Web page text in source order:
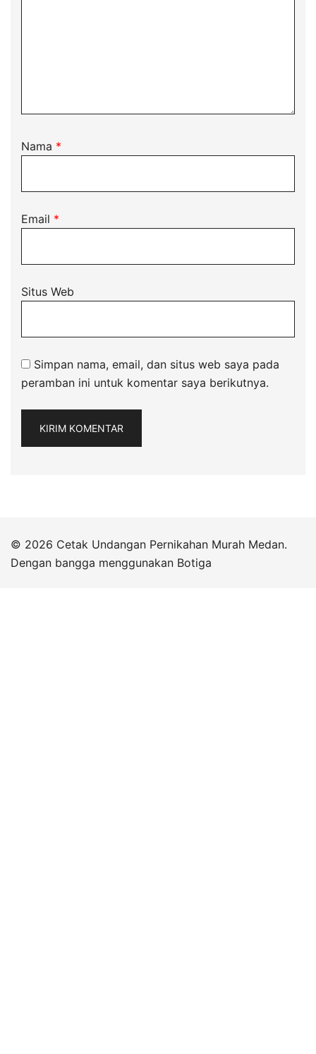
Nama *
Email *
Situs Web
Simpan nama, email, dan situs web saya pada
peramban ini untuk komentar saya berikutnya.
© 2026 Cetak Undangan Pernikahan Murah Medan.
Dengan bangga menggunakan Botiga